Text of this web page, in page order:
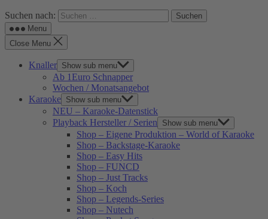
Suchen nach:
Menu
Close Menu
Knaller Show sub menu
Ab 1Euro Schnapper
Wochen / Monatsangebot
Karaoke Show sub menu
NEU – Karaoke-Datenstick
Playback Hersteller / Serien
Show sub menu
Shop – Eigene Produktion – World of Karaoke
Shop – Backstage-Karaoke
Shop – Easy Hits
Shop – FUNCD
Shop – Just Tracks
Shop – Koch
Shop – Legends-Series
Shop – Nutech